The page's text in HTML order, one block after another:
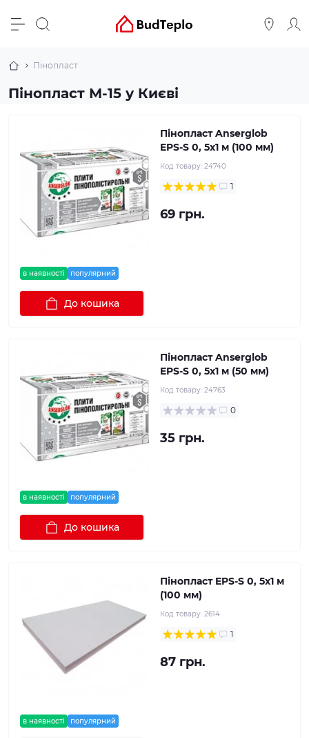
Пінопласт
Пінопласт М-15 у Києві
в наявності популярний
Пінопласт Anserglob
EPS-S 0, 5х1 м (100 мм)
Код товару: 24740
1
69 грн.
До кошика
в наявності популярний
Пінопласт Anserglob
EPS-S 0, 5х1 м (50 мм)
Код товару: 24763
0
35 грн.
До кошика
в наявності популярний
Пінопласт EPS-S 0, 5х1 м
(100 мм)
Код товару: 2614
1
87 грн.